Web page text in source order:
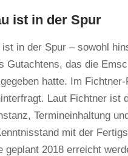
ist in der Spur
in der Spur – sowohl
Gutachtens, das die
hatte. Im
Laut Fichtner ist
Termineinhaltung
mit der
geplant 2018 erreicht